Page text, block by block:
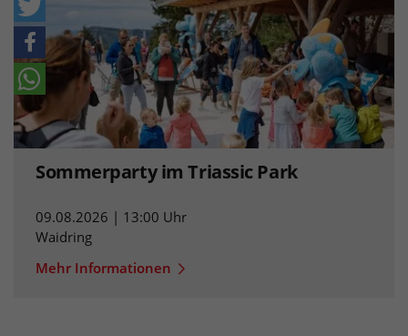
Sommerparty im Triassic Park
09.08.2026 | 13:00 Uhr
Waidring
Mehr Informationen